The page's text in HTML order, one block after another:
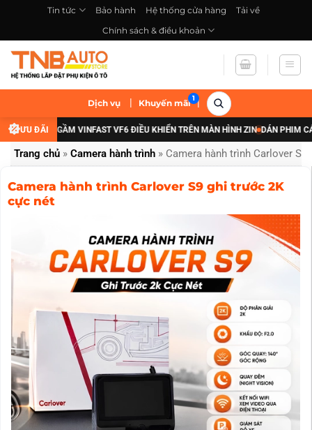
nội
dung
Tin tức Bảo hành Hệ thống cửa hàng
Tải về
Chính sách & điều khoản
Dịch vụ | Khuyến mãi |
ƯU ĐÃI
ĐÈN GẦM VINFAST VF6 ĐIỀU KHIỂN TRÊN MÀN HÌNH ZIN DÁN PHIM CÁCH
Trang chủ » Camera hành trình » Camera hành trình Carlover
Camera hành trình Carlover S9 ghi trước 2K
cực nét